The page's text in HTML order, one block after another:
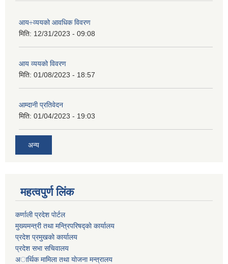
आय÷व्ययको आवधिक विवरण
मिति: 12/31/2023 - 09:08
आय व्ययको विवरण
मिति: 01/08/2023 - 18:57
आम्दानी प्रतिवेदन
मिति: 01/04/2023 - 19:03
अन्य
महत्वपुर्ण लिंक
कर्णाली प्रदेश पाेर्टल
मुख्यमन्त्री तथा मन्त्रिपरिषद्काे कार्यालय
प्रदेश प्रमुखकाे कार्यालय
प्रदेश सभा सचिवालय
अार्थिक मामिला तथा याेजना मन्त्रालय